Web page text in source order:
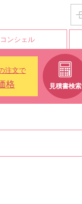
ンシェル
注文で
格 見積書検索